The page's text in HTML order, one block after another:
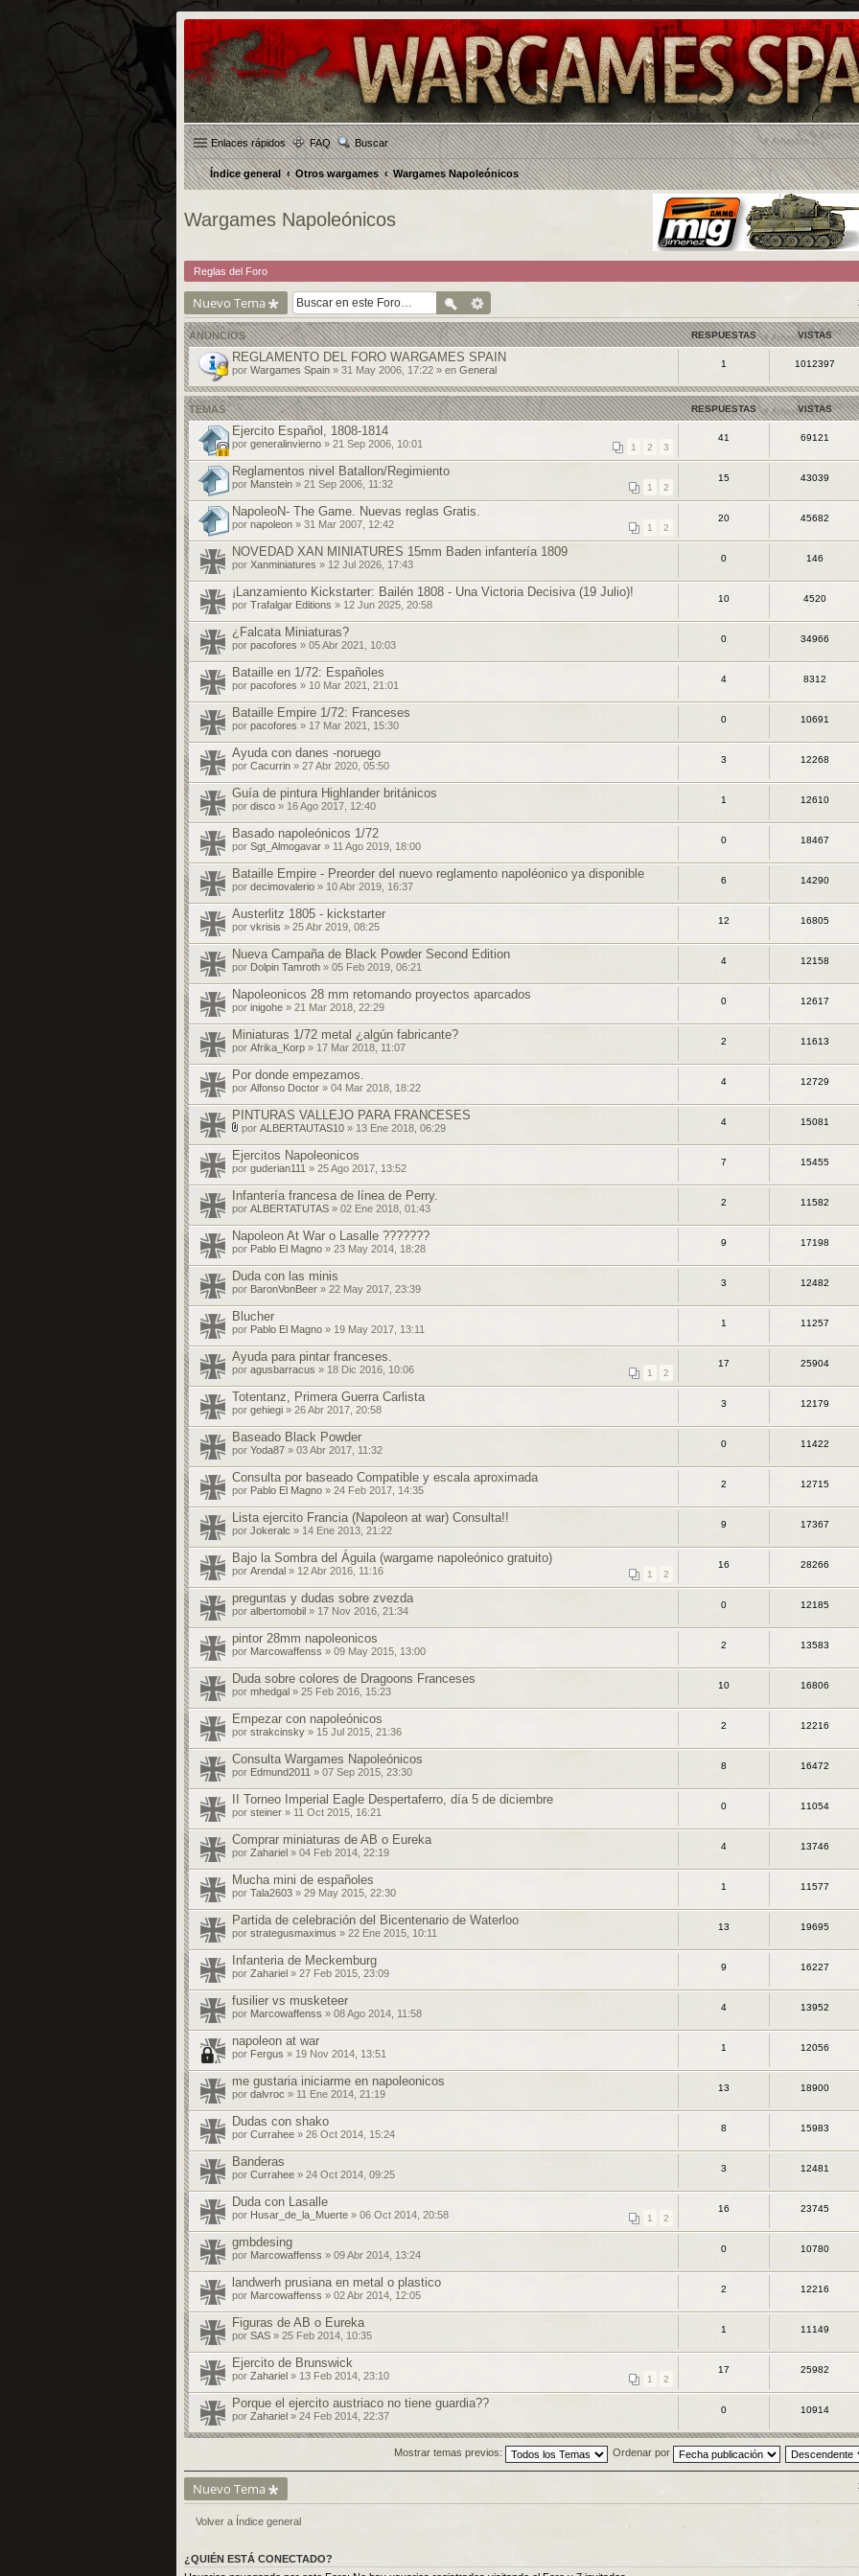
Enlaces rápidos FAQ Buscar
Índice general Otros wargames Wargames Napoleónicos
Wargames Napoleónicos
Reglas del Foro
Nuevo Tema
ANUNCIOS RESPUESTAS VISTAS
REGLAMENTO DEL FORO WARGAMES SPAIN
por Wargames Spain » 31 May 2006, 17:22 » en General
1 1012397
TEMAS RESPUESTAS VISTAS
Ejercito Español, 1808-1814
1 2 3
por generalinvierno » 21 Sep 2006, 10:01
41 69121
Reglamentos nivel Batallon/Regimiento
1 2
por Manstein » 21 Sep 2006, 11:32
15 43039
NapoleoN- The Game. Nuevas reglas Gratis.
1 2
por napoleon » 31 Mar 2007, 12:42
20 45682
NOVEDAD XAN MINIATURES 15mm Baden infantería 1809
por Xanminiatures » 12 Jul 2026, 17:43
0 146
¡Lanzamiento Kickstarter: Bailén 1808 - Una Victoria Decisiva (19 Julio)!
por Trafalgar Editions » 12 Jun 2025, 20:58
10 4520
¿Falcata Miniaturas?
por pacofores » 05 Abr 2021, 10:03
0 34966
Bataille en 1/72: Españoles
por pacofores » 10 Mar 2021, 21:01
4 8312
Bataille Empire 1/72: Franceses
por pacofores » 17 Mar 2021, 15:30
0 10691
Ayuda con danes -noruego
por Cacurrin » 27 Abr 2020, 05:50
3 12268
Guía de pintura Highlander británicos
por disco » 16 Ago 2017, 12:40
1 12610
Basado napoleónicos 1/72
por Sgt_Almogavar » 11 Ago 2019, 18:00
0 18467
Bataille Empire - Preorder del nuevo reglamento napoléonico ya disponible
por decimovalerio » 10 Abr 2019, 16:37
6 14290
Austerlitz 1805 - kickstarter
por vkrisis » 25 Abr 2019, 08:25
12 16805
Nueva Campaña de Black Powder Second Edition
por Dolpin Tamroth » 05 Feb 2019, 06:21
4 12158
Napoleonicos 28 mm retomando proyectos aparcados
por inigohe » 21 Mar 2018, 22:29
0 12617
Miniaturas 1/72 metal ¿algún fabricante?
por Afrika_Korp » 17 Mar 2018, 11:07
2 11613
Por donde empezamos.
por Alfonso Doctor » 04 Mar 2018, 18:22
4 12729
PINTURAS VALLEJO PARA FRANCESES
A
d
j
u
n
t
o
s
)
por ALBERTAUTAS10 » 13 Ene 2018, 06:29
4 15081
Ejercitos Napoleonicos
por guderian111 » 25 Ago 2017, 13:52
7 15455
Infantería francesa de línea de Perry.
por ALBERTATUTAS » 02 Ene 2018, 01:43
2 11582
Napoleon At War o Lasalle ???????
por Pablo El Magno » 23 May 2014, 18:28
9 17198
Duda con las minis
por BaronVonBeer » 22 May 2017, 23:39
3 12482
Blucher
por Pablo El Magno » 19 May 2017, 13:11
1 11257
Ayuda para pintar franceses.
1 2
por agusbarracus » 18 Dic 2016, 10:06
17 25904
Totentanz, Primera Guerra Carlista
por gehiegi » 26 Abr 2017, 20:58
3 12179
Baseado Black Powder
por Yoda87 » 03 Abr 2017, 11:32
0 11422
Consulta por baseado Compatible y escala aproximada
por Pablo El Magno » 24 Feb 2017, 14:35
2 12715
Lista ejercito Francia (Napoleon at war) Consulta!!
por Jokeralc » 14 Ene 2013, 21:22
9 17367
Bajo la Sombra del Águila (wargame napoleónico gratuito)
1 2
por Arendal » 12 Abr 2016, 11:16
16 28266
preguntas y dudas sobre zvezda
por albertomobil » 17 Nov 2016, 21:34
0 12185
pintor 28mm napoleonicos
por Marcowaffenss » 09 May 2015, 13:00
2 13583
Duda sobre colores de Dragoons Franceses
por mhedgal » 25 Feb 2016, 15:23
10 16806
Empezar con napoleónicos
por strakcinsky » 15 Jul 2015, 21:36
2 12216
Consulta Wargames Napoleónicos
por Edmund2011 » 07 Sep 2015, 23:30
8 16472
II Torneo Imperial Eagle Despertaferro, día 5 de diciembre
por steiner » 11 Oct 2015, 16:21
0 11054
Comprar miniaturas de AB o Eureka
por Zahariel » 04 Feb 2014, 22:19
4 13746
Mucha mini de españoles
por Tala2603 » 29 May 2015, 22:30
1 11577
Partida de celebración del Bicentenario de Waterloo
por strategusmaximus » 22 Ene 2015, 10:11
13 19695
Infanteria de Meckemburg
por Zahariel » 27 Feb 2015, 23:09
9 16227
fusilier vs musketeer
por Marcowaffenss » 08 Ago 2014, 11:58
4 13952
napoleon at war
por Fergus » 19 Nov 2014, 13:51
1 12056
me gustaria iniciarme en napoleonicos
por dalvroc » 11 Ene 2014, 21:19
13 18900
Dudas con shako
por Currahee » 26 Oct 2014, 15:24
8 15983
Banderas
por Currahee » 24 Oct 2014, 09:25
3 12481
Duda con Lasalle
1 2
por Husar_de_la_Muerte » 06 Oct 2014, 20:58
16 23745
gmbdesing
por Marcowaffenss » 09 Abr 2014, 13:24
0 10780
landwerh prusiana en metal o plastico
por Marcowaffenss » 02 Abr 2014, 12:05
2 12216
Figuras de AB o Eureka
por SAS » 25 Feb 2014, 10:35
1 11149
Ejercito de Brunswick
1 2
por Zahariel » 13 Feb 2014, 23:10
17 25982
Porque el ejercito austriaco no tiene guardia??
por Zahariel » 24 Feb 2014, 22:37
0 10914
Mostrar temas previos: Ordenar por
Nuevo Tema
Volver a Índice general
¿QUIÉN ESTÁ CONECTADO?